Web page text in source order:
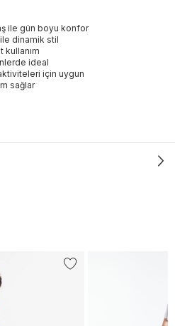
ile gün boyu konfor
dinamik stil
kullanım
ideal
için uygun
sağlar